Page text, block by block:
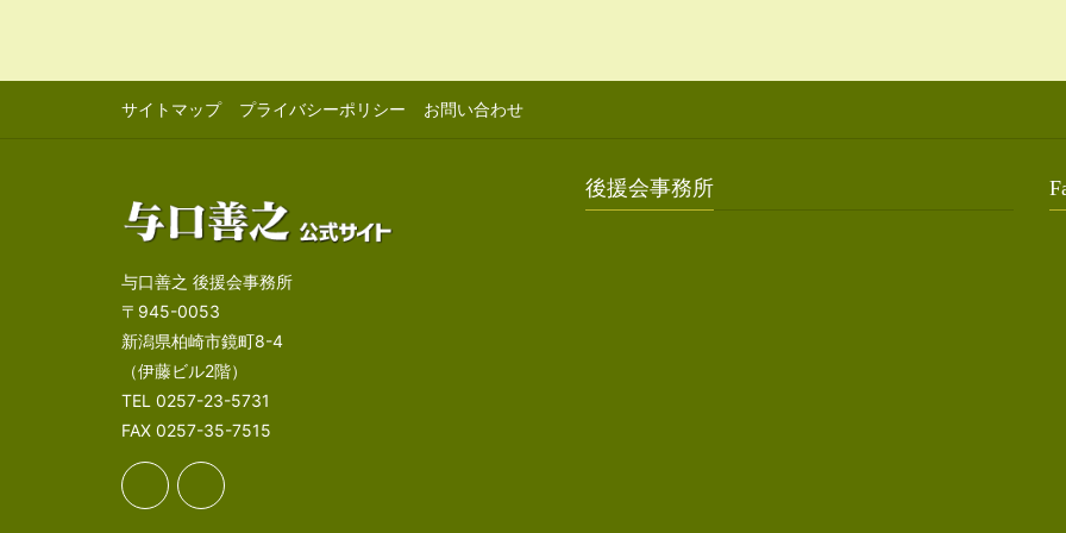
サイトマップ プライバシーポリシー お問い合わせ
与口善之 後援会事務所
〒945-0053
新潟県柏崎市鏡町8-4
（伊藤ビル2階）
TEL 0257-23-5731
FAX 0257-35-7515
後援会事務所